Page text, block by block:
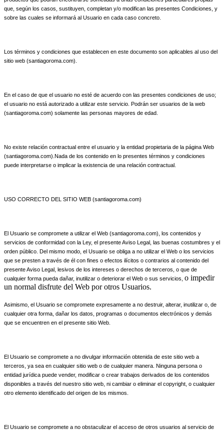
que, según los casos, sustituyen, completan y/o modifican las presentes Condiciones, y
sobre las cuales se informará al Usuario en cada caso concreto.
Los términos y condiciones que establecen en este documento son aplicables al uso del
sitio web (santiagoroma.com).
En el caso de que el usuario no esté de acuerdo con las presentes condiciones de uso;
el usuario no está autorizado a utilizar este servicio. Podrán ser usuarios de la web
(santiagoroma.com) solamente las personas mayores de edad.
No existe relación contractual entre el usuario y la entidad propietaria de la página Web
(santiagoroma.com).Nada de los contenido en lo presentes términos y condiciones
puede interpretarse o implicar la existencia de una relación contractual.
USO CORRECTO DEL SITIO WEB (santiagoroma.com)
El Usuario se compromete a utilizar el Web (santiagoroma.com), los contenidos y
servicios de conformidad con la Ley, el presente Aviso Legal, las buenas costumbres y el
orden público. Del mismo modo, el Usuario se obliga a no utilizar el Web o los servicios
que se presten a través de él con fines o efectos ilícitos o contrarios al contenido del
presente Aviso Legal, lesivos de los intereses o derechos de terceros, o que de
cualquier forma pueda dañar, inutilizar o deteriorar el Web o sus servicios, o impedir
un normal disfrute del Web por otros Usuarios.
Asimismo, el Usuario se compromete expresamente a no destruir, alterar, inutilizar o, de
cualquier otra forma, dañar los datos, programas o documentos electrónicos y demás
que se encuentren en el presente sitio Web.
El Usuario se compromete a no divulgar información obtenida de este sitio web a
terceros, ya sea en cualquier sitio web o de cualquier manera. Ninguna persona o
entidad jurídica puede vender, modificar o crear trabajos derivados de los contenidos
disponibles a través del nuestro sitio web, ni cambiar o eliminar el copyright, o cualquier
otro elemento identificado del origen de los mismos.
El Usuario se compromete a no obstaculizar el acceso de otros usuarios al servicio de